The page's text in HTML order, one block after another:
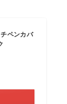
ペンカバ